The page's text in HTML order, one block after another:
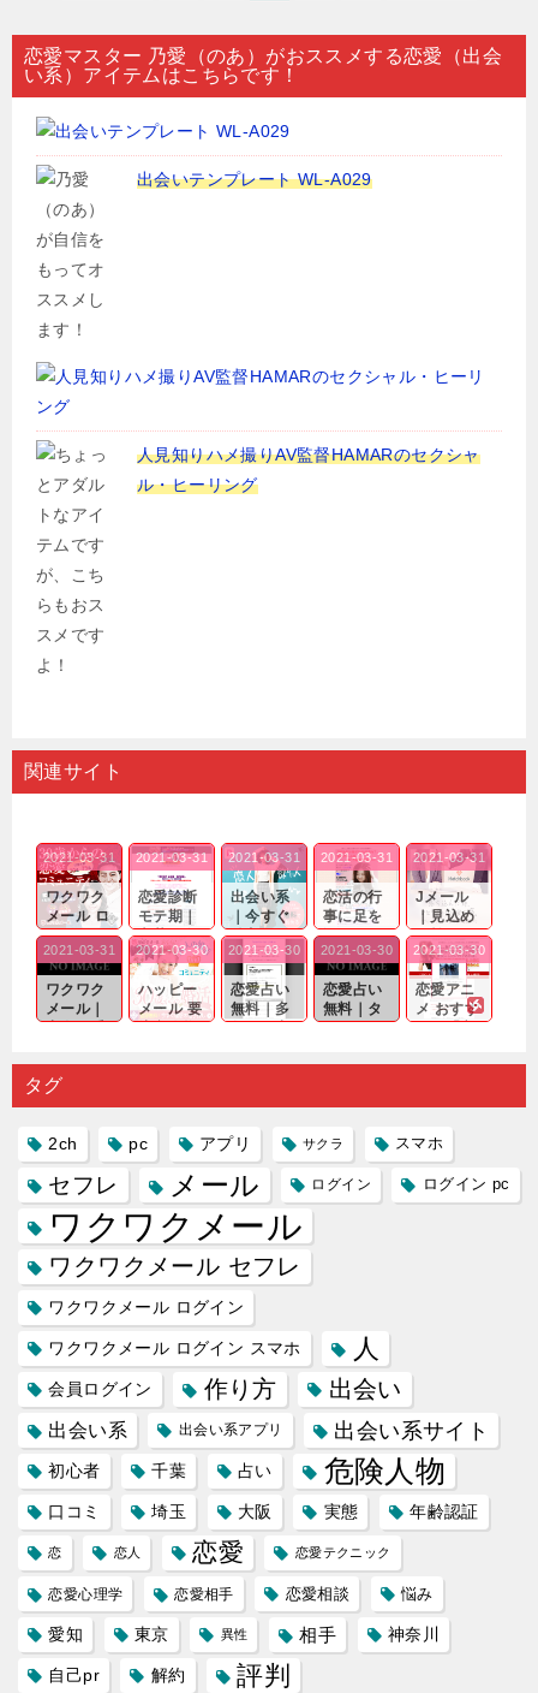
恋愛マスター 乃愛（のあ）がおススメする恋愛（出会
い系）アイテムはこちらです！
出会いテンプレート WL-A029
人見知りハメ撮りAV監督HAMARのセクシャ
ル・ヒーリング
関連サイト
ワクワク
メール ロ
グイン pc
｜心の底
から真
剣...
2021-03-31
恋愛診断
モテ期｜
老若男女
問わ
ず…。
2021-03-31
出会い系
｜今すぐ
仲良くな
れる相手
探しをし
たいと...
2021-03-31
恋活の行
事に足を
運んでも
出会いの
チャンス
が訪れ...
2021-03-31
Jメール
｜見込め
る効果が
確実なも
のであっ
ても…...
2021-03-31
ワクワク
メール｜
出会い系
り会った
人に軽...
2021-03-31
ハッピー
メール 要
注意人物
するので
2021-03-30
恋愛占い
無料｜多
数ある出
プリの内
2021-03-30
恋愛占い
無料｜タ
ーゲット
る人に恋
2021-03-30
恋愛アニ
メ おすす
め｜「心
雑で素人
2021-03-30
タグ
2ch pc アプリ サクラ スマホ
セフレ メール ログイン ログイン pc
ワクワクメール
ワクワクメール セフレ
ワクワクメール ログイン
ワクワクメール ログイン スマホ 人
会員ログイン 作り方 出会い
出会い系 出会い系アプリ 出会い系サイト
初心者 千葉 占い 危険人物
口コミ 埼玉 大阪 実態 年齢認証
恋 恋人 恋愛 恋愛テクニック
恋愛心理学 恋愛相手 恋愛相談 悩み
愛知 東京 異性 相手 神奈川
自己pr 解約 評判